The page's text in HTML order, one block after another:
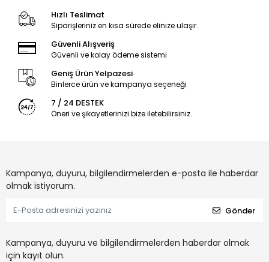
Hızlı Teslimat
Siparişleriniz en kısa sürede elinize ulaşır.
Güvenli Alışveriş
Güvenli ve kolay ödeme sistemi
Geniş Ürün Yelpazesi
Binlerce ürün ve kampanya seçeneği
7 / 24 DESTEK
Öneri ve şikayetlerinizi bize iletebilirsiniz.
Kampanya, duyuru, bilgilendirmelerden e-posta ile haberdar
olmak istiyorum.
Gönder
Kampanya, duyuru ve bilgilendirmelerden haberdar olmak
için kayıt olun.